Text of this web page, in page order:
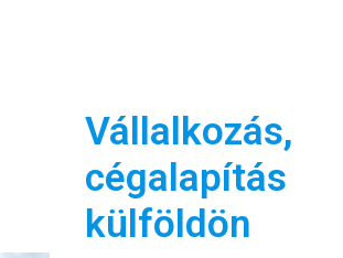
Vállalkozás,
cégalapítás
külföldön